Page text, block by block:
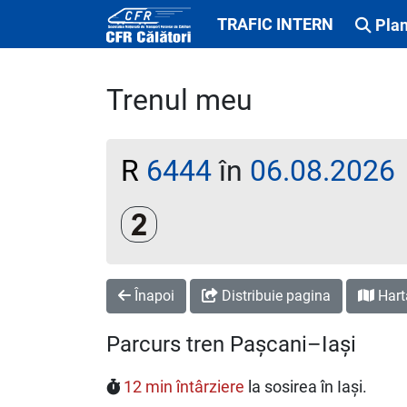
TRAFIC INTERN
Trenul meu
R 6444în 06.08.2026
Clasa a 2-a
Înapoi Distribuie pagina
Parcurs tren Pașcani–Iași
12 min întârziere la sosirea în Iași.